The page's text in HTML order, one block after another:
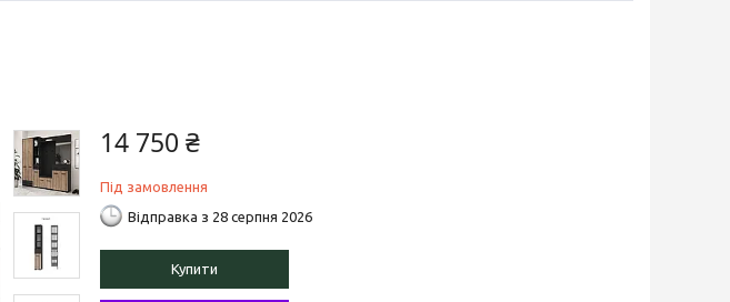
14 750 ₴
Під замовлення
Відправка з 28 серпня 2026
Купити